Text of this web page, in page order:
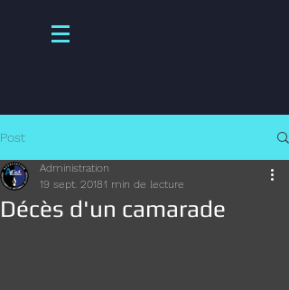
Post
Décès d'un camarade
Administration
19 sept. 20181 min de lecture